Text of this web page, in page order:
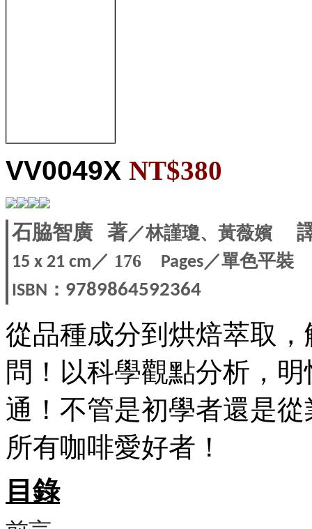
VV0049X NT$380
石脇智廣 著／林謹瓊、黃薇嬪
15 x 21cm／ 176 Pages／單色平裝
ISBN ： 9789864592364
從品種成分到烘焙萃取
問！以科學觀點分析，
通！不管是初學者還是
所有咖啡愛好者！
目錄